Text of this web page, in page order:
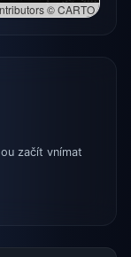
© CARTO
začít vnímat